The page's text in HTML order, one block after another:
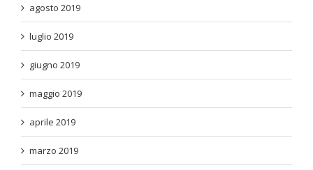
agosto 2019
luglio 2019
giugno 2019
maggio 2019
aprile 2019
marzo 2019